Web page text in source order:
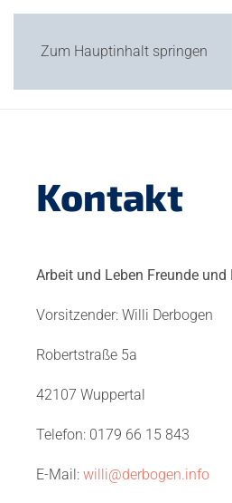
Zum Hauptinhalt springen
Kontakt
Arbeit und Leben Freunde und
Vorsitzender: Willi Derbogen
Robertstraße 5a
42107 Wuppertal
Telefon: 0179 66 15 843
E-Mail: willi@derbogen.info